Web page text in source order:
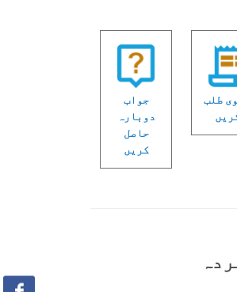
طلب
جواب
دوبارہ
حاصل
کریں